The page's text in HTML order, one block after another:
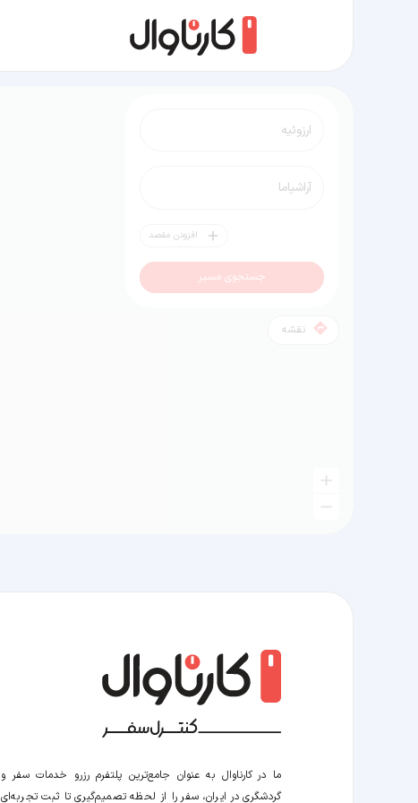
افزودن مقصد
جستجوی مسیر
نقشه
ما در کارناوال به عنوان جامع‌ترین پلتفرم رزرو خدمات سفر و
گردشگری در ایران، سفر را از لحظه‌ تصمیم‌گیری تا ثبت تجربه‌ای